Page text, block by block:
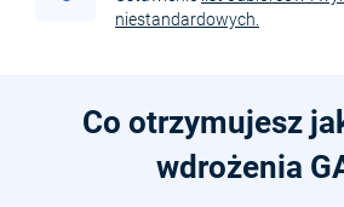
niestandardowych.
Co otrzymujesz
wdrożenia